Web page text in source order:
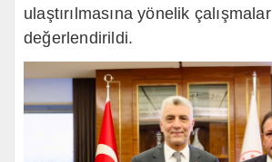
ulaştırılmasına yönelik çalışmalar
değerlendirildi.